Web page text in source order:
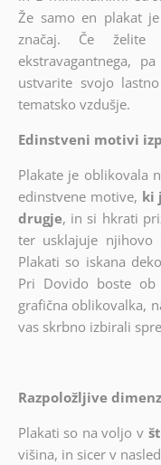
Že samo en plakat
značaj. Če
ekstravagantnega,
ustvarite svojo
tematsko vzdušje.
Edinstveni motivi
Plakate je oblikovala
edinstvene motive, ki
drugje, in si hkrati
ter usklajuje
Plakati so iskana
Pri Dovido boste
grafična oblikovalka,
vas skrbno izbirali
Razpoložljive
Plakati so na voljo v
višina, in sicer v